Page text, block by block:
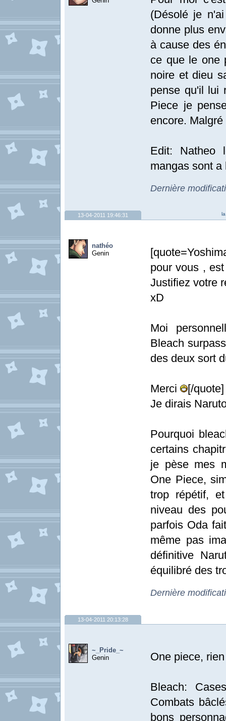
(Désolé je
donne plus
à cause des
ce que le one
noire et dieu
pense qu'il lui
Piece je
encore.
Edit: Natheo
mangas sont a
Dernière
13-04-2011 19:46:31
nathéo
Genin
pour vous ,
Justifiez votre
xD
Moi
Bleach
des deux sort
Merci
[/quote]
Je dirais
Pourquoi
certains
je pèse mes
One Piece,
trop répétif,
niveau des
parfois Oda
même pas
définitive
équilibré des
Dernière
13-04-2011 20:13:28
~_Pride_~
Genin
One piece,
Bleach:
Combats
bons